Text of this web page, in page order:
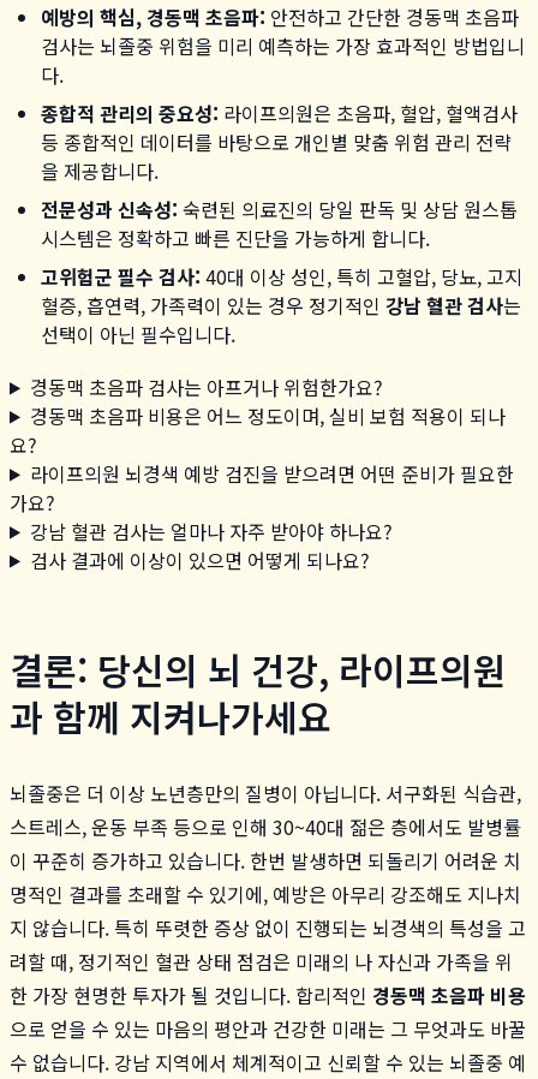
예방의 핵심, 경동맥 초음파: 안전하고 간단한 경동맥 초음파
검사는 뇌졸중 위험을 미리 예측하는 가장 효과적인 방법입니
다.
종합적 관리의 중요성: 라이프의원은 초음파, 혈압, 혈액검사
등 종합적인 데이터를 바탕으로 개인별 맞춤 위험 관리 전략
을 제공합니다.
전문성과 신속성: 숙련된 의료진의 당일 판독 및 상담 원스톱
시스템은 정확하고 빠른 진단을 가능하게 합니다.
고위험군 필수 검사: 40대 이상 성인, 특히 고혈압, 당뇨, 고지
혈증, 흡연력, 가족력이 있는 경우 정기적인 강남 혈관 검사는
선택이 아닌 필수입니다.
경동맥 초음파 검사는 아프거나 위험한가요?
경동맥 초음파 비용은 어느 정도이며, 실비 보험 적용이 되나
요?
라이프의원 뇌경색 예방 검진을 받으려면 어떤 준비가 필요한
가요?
강남 혈관 검사는 얼마나 자주 받아야 하나요?
검사 결과에 이상이 있으면 어떻게 되나요?
결론: 당신의 뇌 건강, 라이프의원
과 함께 지켜나가세요
뇌졸중은 더 이상 노년층만의 질병이 아닙니다. 서구화된 식습관,
스트레스, 운동 부족 등으로 인해 30~40대 젊은 층에서도 발병률
이 꾸준히 증가하고 있습니다. 한번 발생하면 되돌리기 어려운 치
명적인 결과를 초래할 수 있기에, 예방은 아무리 강조해도 지나치
지 않습니다. 특히 뚜렷한 증상 없이 진행되는 뇌경색의 특성을 고
려할 때, 정기적인 혈관 상태 점검은 미래의 나 자신과 가족을 위
한 가장 현명한 투자가 될 것입니다. 합리적인 경동맥 초음파 비용
으로 얻을 수 있는 마음의 평안과 건강한 미래는 그 무엇과도 바꿀
수 없습니다. 강남 지역에서 체계적이고 신뢰할 수 있는 뇌졸중 예